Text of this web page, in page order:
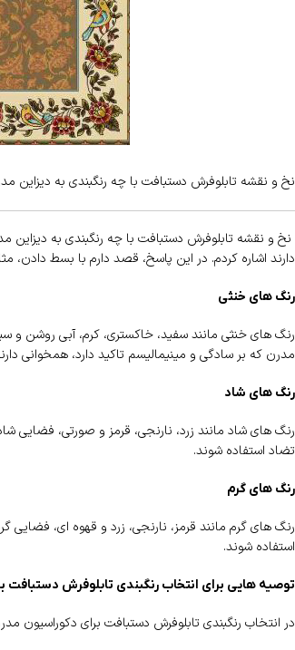
نخ و نقشه تابلوفرش دستبافت با چه رنگبندی به دیزاین
نخ و نقشه تابلوفرش دستبافت با چه رنگبندی به دیزاین
دارند اشاره کردم. در این پاسخ، قصد دارم با بسط دادن،
رنگ های خنثی
رنگ های خنثی مانند سفید، خاکستری، کرم، آبی روشن و
مدرن که بر سادگی و مینیمالیسم تاکید دارد، همخوانی
رنگ های شاد
رنگ های شاد مانند زرد، نارنجی، قرمز و صورتی، فضایی
تضاد استفاده شوند.
رنگ های گرم
رنگ های گرم مانند قرمز، نارنجی، زرد و قهوه ای، فضایی
استفاده شوند.
توصیه هایی برای انتخاب رنگبندی تابلوفرش دستبافت
در انتخاب رنگبندی تابلوفرش دستبافت برای دکوراسیون